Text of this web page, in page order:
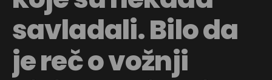
savladali. Bilo da
je reč o vožnji